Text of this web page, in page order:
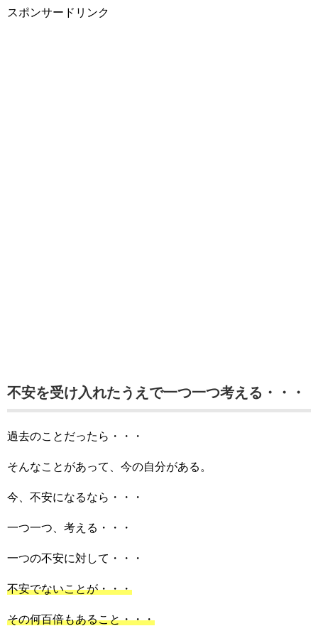
スポンサードリンク
不安を受け入れたうえで一つ一つ考える・・・
過去のことだったら・・・
そんなことがあって、今の自分がある。
今、不安になるなら・・・
一つ一つ、考える・・・
一つの不安に対して・・・
不安でないことが・・・
その何百倍もあること・・・